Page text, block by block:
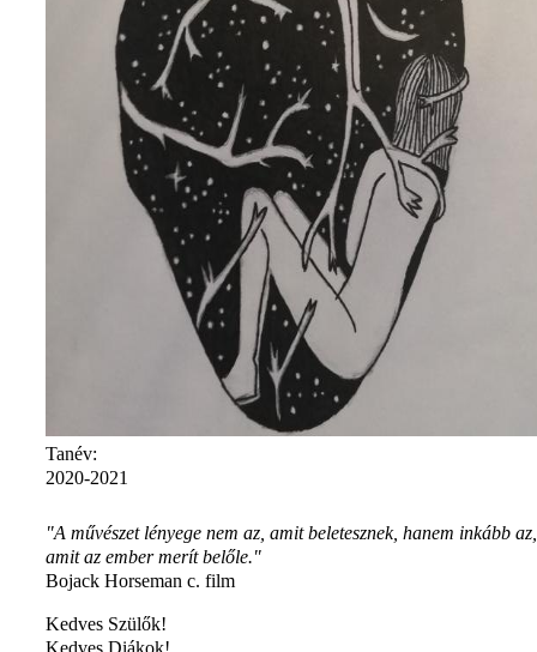
Tanév:
2020-2021
"A művészet lényege nem az, amit beletesznek, hanem inkább az,
amit az ember merít belőle."
Bojack Horseman c. film
Kedves Szülők!
Kedves Diákok!